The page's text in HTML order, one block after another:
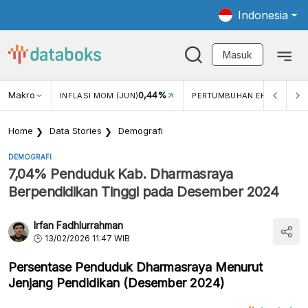
Indonesia
Masuk
Makro
3,34% INFLASI MOM (JUN)0,44% PERTUMBUHAN EKONOMI
Home Data Stories Demografi
DEMOGRAFI
7,04% Penduduk Kab. Dharmasraya
Berpendidikan Tinggi pada Desember 2024
Irfan Fadhlurrahman
13/02/2026 11:47 WIB
Persentase Penduduk Dharmasraya Menurut
Jenjang Pendidikan (Desember 2024)